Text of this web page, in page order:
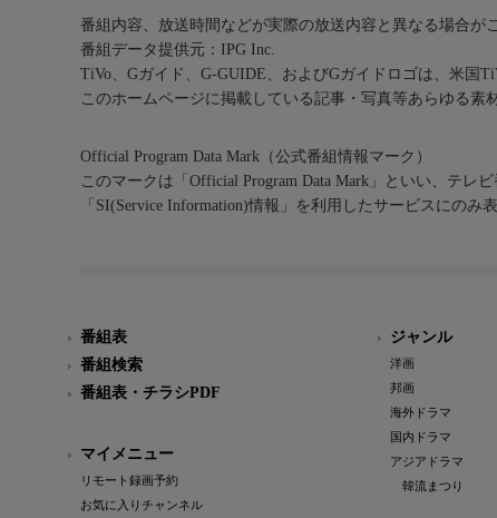
番組内容、放送時間などが実際の放送内容と異なる場合が
番組データ提供元：IPG Inc.
TiVo、Gガイド、G-GUIDE、およびGガイドロゴは、米国
このホームページに掲載している記事・写真等あらゆる素
Official Program Data Mark（公式番組情報マーク）
このマークは「Official Program Data Mark」といい、テレ
「SI(Service Information)情報」を利用したサービスにのみ
番組表
番組検索
番組表・チラシPDF
マイメニュー
リモート録画予約
お気に入りチャンネル
ジャンル
洋画
邦画
海外ドラマ
国内ドラマ
アジアドラマ
韓流まつり